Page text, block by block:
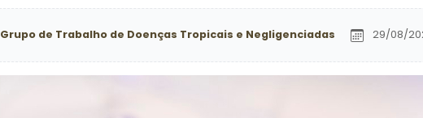
Grupo de Trabalho de Doenças Tropicais e Negligenciadas 29/08/